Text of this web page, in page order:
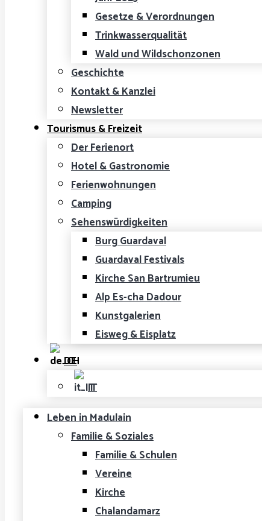
Gesetze & Verordnungen
Trinkwasserqualität
Wald und Wildschonzonen
Geschichte
Kontakt & Kanzlei
Newsletter
Tourismus & Freizeit
Der Ferienort
Hotel & Gastronomie
Ferienwohnungen
Camping
Sehenswürdigkeiten
Burg Guardaval
Guardaval Festivals
Kirche San Bartrumieu
Alp Es-cha Dadour
Kunstgalerien
Eisweg & Eisplatz
DE
IT
Leben in Madulain
Familie & Soziales
Familie & Schulen
Vereine
Kirche
Chalandamarz